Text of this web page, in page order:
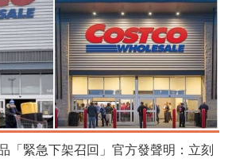
「緊急下架召回」官方發聲明：立刻